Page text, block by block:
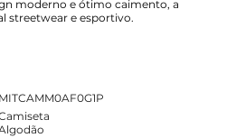
moderno e ótimo caimento, a
streetwear e esportivo.
MITCAMM0AF0G1P